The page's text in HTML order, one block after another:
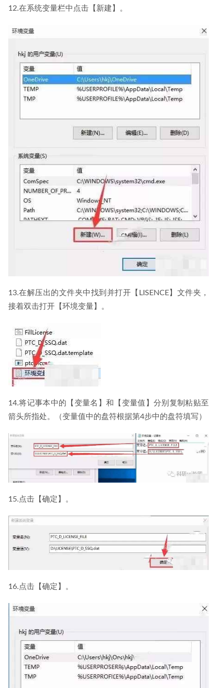
12.在系统变量栏中点击【新建】。
13.在解压出的文件夹中找到并打开【LISENCE】文件夹，
接着双击打开【环境变量】。
14.将记事本中的【变量名】和【变量值】分别复制粘贴至
箭头所指处。（变量值中的盘符根据第4步中的盘符填写）
15.点击【确定】。
16.点击【确定】。